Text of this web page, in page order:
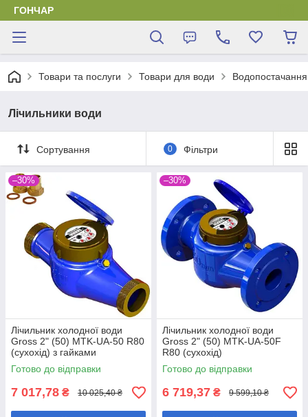
ГОНЧАР
Товари та послуги Товари для води Водопостачання
Лічильники води
Сортування 0 Фільтри
–30%
Лічильник холодної води
Gross 2" (50) MTK-UA-50 R80
(сухохід) з гайками
Готово до відправки
7 017,78 ₴ 10 025,40 ₴
–30%
Лічильник холодної води
Gross 2" (50) MTK-UA-50F
R80 (сухохід)
Готово до відправки
6 719,37 ₴ 9 599,10 ₴